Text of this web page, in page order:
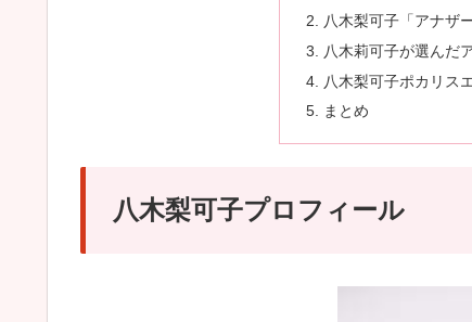
八木梨可子「アナザ
八木莉可子が選んだ
八木梨可子ポカリス
まとめ
八木梨可子プロフィール